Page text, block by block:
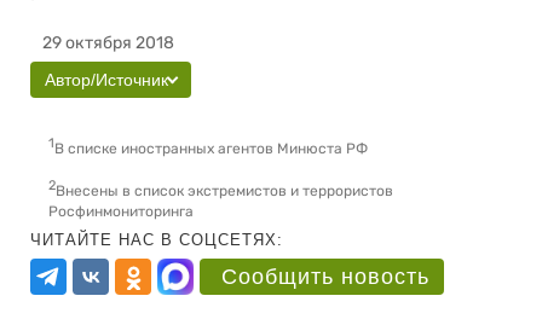
29 октября 2018
Автор/Источник
1В списке иностранных агентов Минюста РФ
2Внесены в список экстремистов и террористов
Росфинмониторинга
ЧИТАЙТЕ НАС В СОЦСЕТЯХ:
Сообщить новость